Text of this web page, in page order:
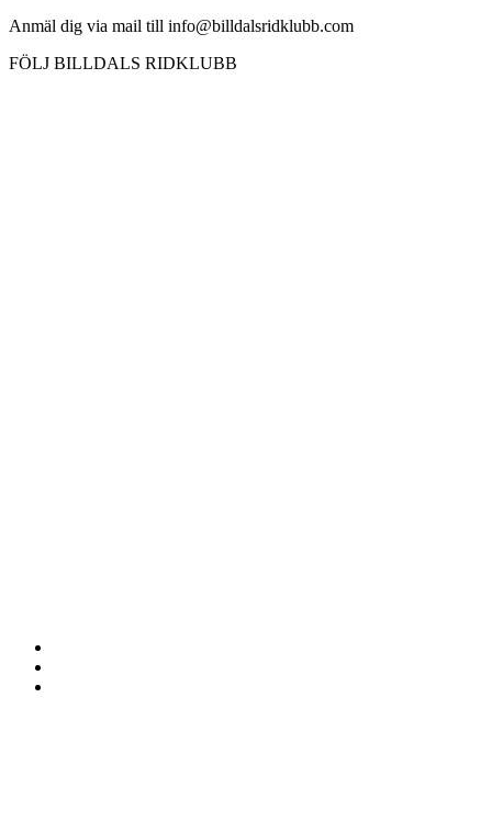
Anmäl dig via mail till info@billdalsridklubb.com
FÖLJ BILLDALS RIDKLUBB